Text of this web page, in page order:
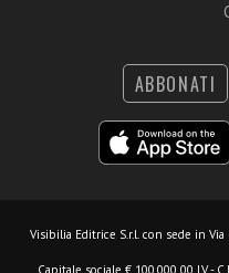
ABBONATI
Visibilia Editrice S.r.l. con sede in Via
Capitale sociale € 100.000,00 I.V. -